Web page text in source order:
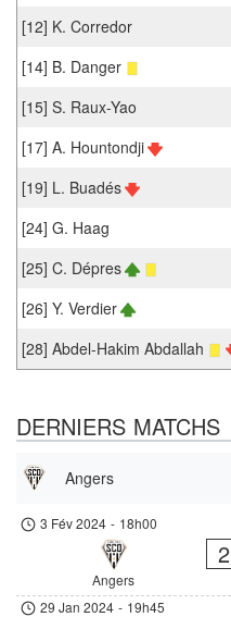
[12] K. Corredor
[14] B. Danger
[15] S. Raux-Yao
[17] A. Hountondji
[19] L. Buadés
[24] G. Haag
[25] C. Dépres
[26] Y. Verdier
[28] Abdel-Hakim Abdallah
DERNIERS MATCHS
Angers
3 Fév 2024 - 18h00
Angers
2
29 Jan 2024 - 19h45